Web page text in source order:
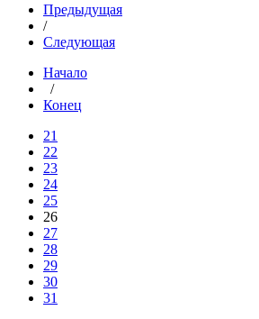
Предыдущая
/
Следующая
Начало
/
Конец
21
22
23
24
25
26
27
28
29
30
31